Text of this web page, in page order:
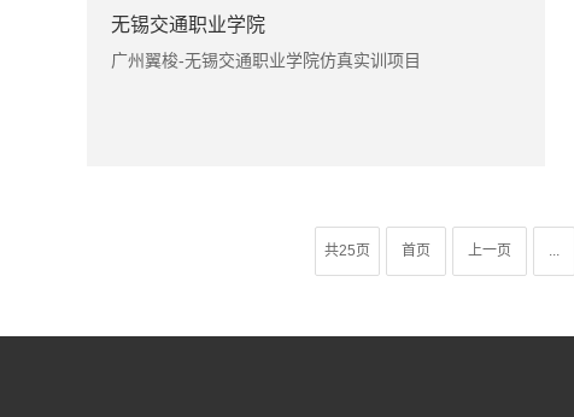
无锡交通职业学院
广州翼梭-无锡交通职业学院仿真实训项目
共25页 首页 上一页 ...